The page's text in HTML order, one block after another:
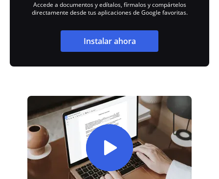
Accede a documentos y edítalos, fírmalos y compártelos
directamente desde tus aplicaciones de Google favoritas.
Instalar ahora